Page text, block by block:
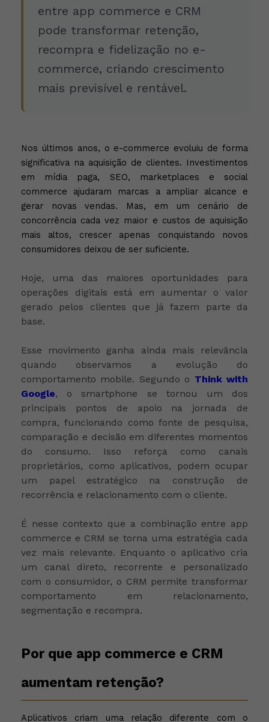
entre app commerce e CRM
pode transformar retenção,
recompra e fidelização no e-
commerce, criando crescimento
mais previsível e rentável.
Nos últimos anos, o e-commerce evoluiu de forma
significativa na aquisição de clientes. Investimentos
em mídia paga, SEO, marketplaces e social
commerce ajudaram marcas a ampliar alcance e
gerar novas vendas. Mas, em um cenário de
concorrência cada vez maior e custos de aquisição
mais altos, crescer apenas conquistando novos
consumidores deixou de ser suficiente.
Hoje, uma das maiores oportunidades para
operações digitais está em aumentar o valor
gerado pelos clientes que já fazem parte da
base.
Esse movimento ganha ainda mais relevância
quando observamos a evolução do
comportamento mobile. Segundo o Think with
Google, o smartphone se tornou um dos
principais pontos de apoio na jornada de
compra, funcionando como fonte de pesquisa,
comparação e decisão em diferentes momentos
do consumo. Isso reforça como canais
proprietários, como aplicativos, podem ocupar
um papel estratégico na construção de
recorrência e relacionamento com o cliente.
É nesse contexto que a combinação entre app
commerce e CRM se torna uma estratégia cada
vez mais relevante. Enquanto o aplicativo cria
um canal direto, recorrente e personalizado
com o consumidor, o CRM permite transformar
comportamento em relacionamento,
segmentação e recompra.
Por que app commerce e CRM
aumentam retenção?
Aplicativos criam uma relação diferente com o